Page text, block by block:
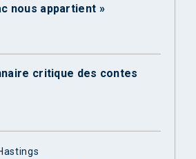
nous appartient »
critique des contes